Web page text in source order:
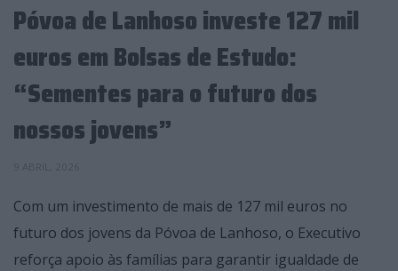
Póvoa de Lanhoso investe 127 mil
euros em Bolsas de Estudo:
“Sementes para o futuro dos
nossos jovens”
Com um investimento de mais de 127 mil euros no
futuro dos jovens da Póvoa de Lanhoso, o Executivo
reforça apoio às famílias para garantir igualdade de